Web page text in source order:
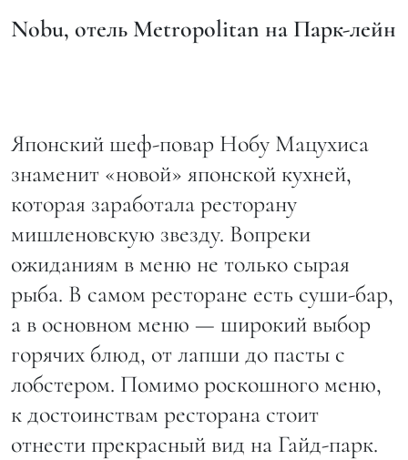
Nobu, отель Metropolitan на Парк-лейн
Японский шеф-повар Нобу Мацухиса
знаменит «новой» японской кухней,
которая заработала ресторану
мишленовскую звезду. Вопреки
ожиданиям в меню не только сырая
рыба. В самом ресторане есть суши-бар,
а в основном меню — широкий выбор
горячих блюд, от лапши до пасты с
лобстером. Помимо роскошного меню,
к достоинствам ресторана стоит
отнести прекрасный вид на Гайд-парк.